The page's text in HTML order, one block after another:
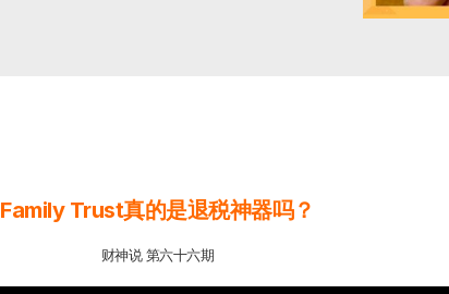
Family Trust真的是退税神器吗？
财神说 第六十六期